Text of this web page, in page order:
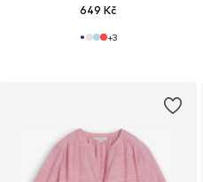
649 Kč
+3